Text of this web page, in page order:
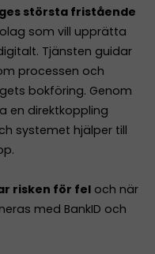
största fristående
som vill upprätta
Tjänsten guidar
processen och
bokföring. Genom
en direktkoppling
systemet hjälper till
risken för fel och när
med BankID och